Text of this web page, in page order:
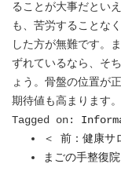
ることが大事だとい
も、苦労することな
した方が無難です。
ずれているなら、そ
ょう。骨盤の位置が
期待値も高まります。
Tagged on:
＜ 前：健康サ
まごの手整復